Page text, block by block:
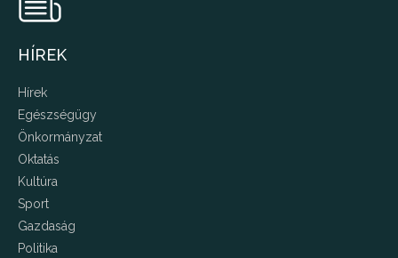
HÍREK
Hírek
Egészségügy
Önkormányzat
Oktatás
Kultúra
Sport
Gazdaság
Politika